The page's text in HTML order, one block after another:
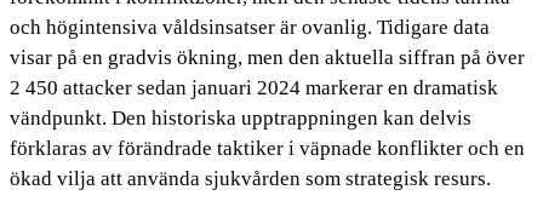
och högintensiva våldsinsatser är ovanlig. Tidigare data
visar på en gradvis ökning, men den aktuella siffran på över
2 450 attacker sedan januari 2024 markerar en dramatisk
vändpunkt. Den historiska upptrappningen kan delvis
förklaras av förändrade taktiker i väpnade konflikter och en
ökad vilja att använda sjukvården som strategisk resurs.